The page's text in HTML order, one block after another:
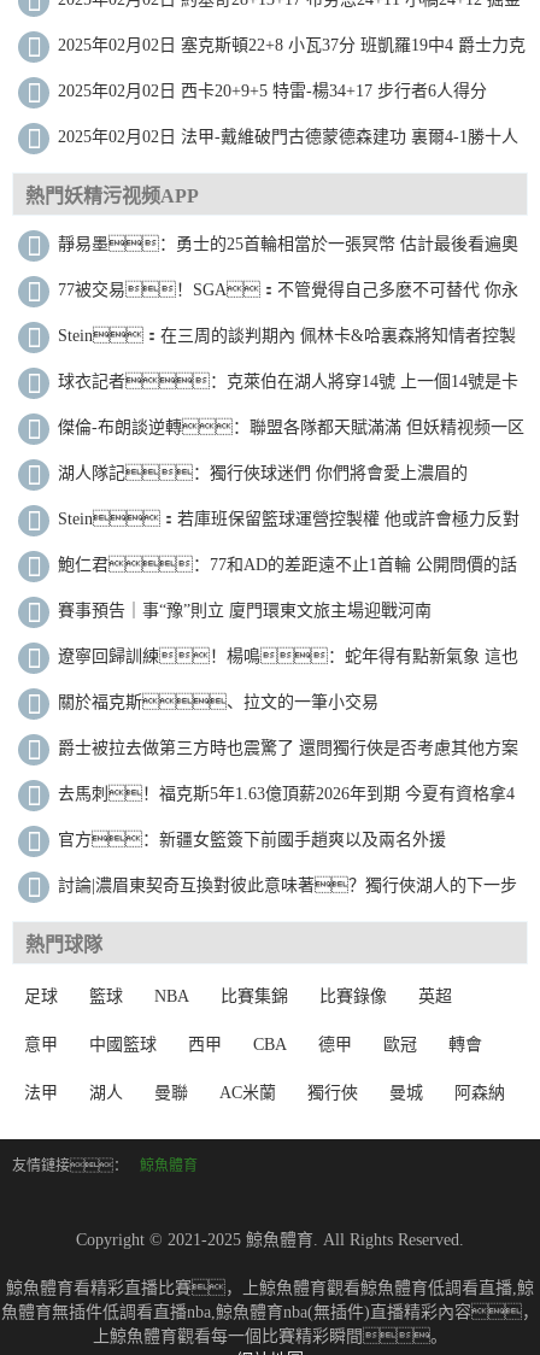
拒絕黃蜂逆轉
2025年02月02日 塞克斯頓22+8 小瓦37分 班凱羅19中4 爵士力克
魔術止8連敗
2025年02月02日 西卡20+9+5 特雷-楊34+17 步行者6人得分
15+送老鷹8連敗
2025年02月02日 法甲-戴維破門古德蒙德森建功 裏爾4-1勝十人
聖埃蒂安
熱門妖精污视频APP
靜易墨：勇士的25首輪相當於一張冥幣 估計最後看遍奧
迪提走雅迪
77被交易！SGA：不管覺得自己多麽不可替代 你永
遠不知會發生什麽
Stein：在三周的談判期內 佩林卡&哈裏森將知情者控製
在4人以內
球衣記者：克萊伯在湖人將穿14號 上一個14號是卡
斯爾頓
傑倫-布朗談逆轉：聯盟各隊都天賦滿滿 但妖精视频一区
二区是更出色的球隊
湖人隊記：獨行俠球迷們 你們將會愛上濃眉的
Stein：若庫班保留籃球運營控製權 他或許會極力反對
這筆交易
鮑仁君：77和AD的差距遠不止1首輪 公開問價的話
很多隊都能隨便挑
賽事預告｜事“豫”則立 廈門環東文旅主場迎戰河南
遼寧回歸訓練！楊鳴：蛇年得有點新氣象 這也
是到了聯賽衝刺階段
關於福克斯、拉文的一筆小交易
爵士被拉去做第三方時也震驚了 還問獨行俠是否考慮其他方案
去馬刺！福克斯5年1.63億頂薪2026年到期 今夏有資格拿4
年2.29億
官方：新疆女籃簽下前國手趙爽以及兩名外援
討論|濃眉東契奇互換對彼此意味著？獨行俠湖人的下一步
計劃是？
熱門球隊
足球 籃球 NBA 比賽集錦 比賽錄像 英超
意甲 中國籃球 西甲 CBA 德甲 歐冠 轉會
法甲 湖人 曼聯 AC米蘭 獨行俠 曼城 阿森納
友情鏈接： 鯨魚體育
Copyright © 2021-2025 鯨魚體育. All Rights Reserved.
鯨魚體育看精彩直播比賽，上鯨魚體育觀看鯨魚體育低調看直播,鯨
魚體育無插件低調看直播nba,鯨魚體育nba(無插件)直播精彩內容，
上鯨魚體育觀看每一個比賽精彩瞬間。